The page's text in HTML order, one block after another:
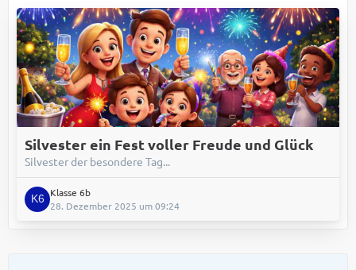
Silvester ein Fest voller Freude und Glück
Silvester der besondere Tag...
Klasse 6b
28. Dezember 2025 um 09:24